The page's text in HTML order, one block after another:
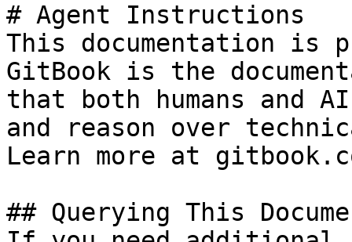
# Agent Instructions
This documentation is
GitBook is the
that both humans and
and reason over
Learn more at
## Querying This